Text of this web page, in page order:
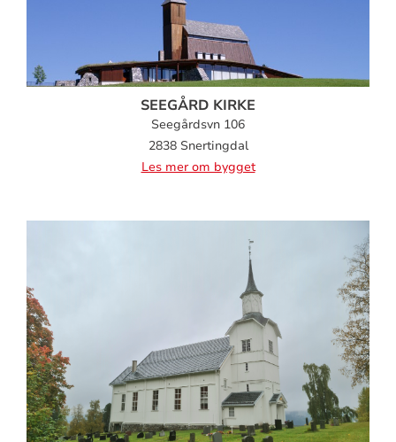
SEEGÅRD KIRKE
Seegårdsvn 106
2838 Snertingdal
Les mer om bygget